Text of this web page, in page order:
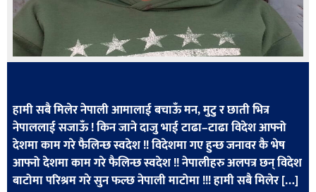
राष्ट्रिय
अन्तराष्ट्रिय
अर्थ
खेलकुद
मनोरञ्जन
हामी सबै मिलेर नेपाली आमालाई बचाऊँ मन, मुटु र छाती भित्र
नेपाललाई सजाऊँ ! किन जाने दाजु भाई टाढा–टाढा विदेश आफ्नो
देशमा काम गरे फैलिन्छ स्वदेश !! विदेशमा गए हुन्छ जनावर कै भेष
आफ्नो देशमा काम गरे फैलिन्छ स्वदेश !! नेपालीहरु अलपत्र छन् विदेश
बाटोमा परिश्रम गरे सुन फल्छ नेपाली माटोमा !!! हामी सबै मिलेर […]